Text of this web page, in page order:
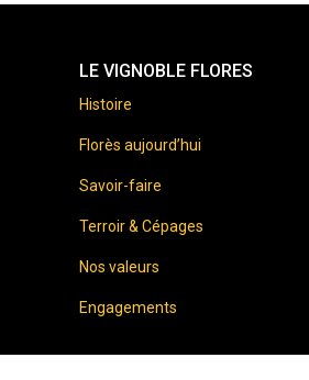
LE VIGNOBLE FLORES
Histoire
Florès aujourd’hui
Savoir-faire
Terroir & Cépages
Nos valeurs
Engagements